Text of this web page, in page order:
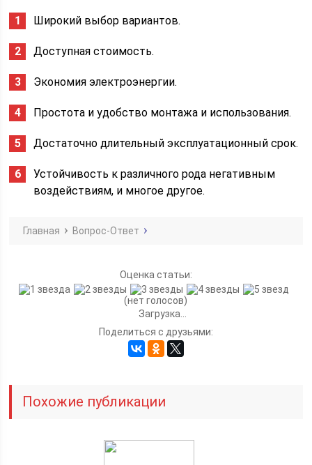
Широкий выбор вариантов.
Доступная стоимость.
Экономия электроэнергии.
Простота и удобство монтажа и использования.
Достаточно длительный эксплуатационный срок.
Устойчивость к различного рода негативным
воздействиям, и многое другое.
Главная Вопрос-Ответ
Оценка статьи:
(нет голосов)
Загрузка...
Поделиться с друзьями:
Похожие публикации